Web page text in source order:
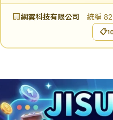
🏢 網雲科技有限公司 統編
📋